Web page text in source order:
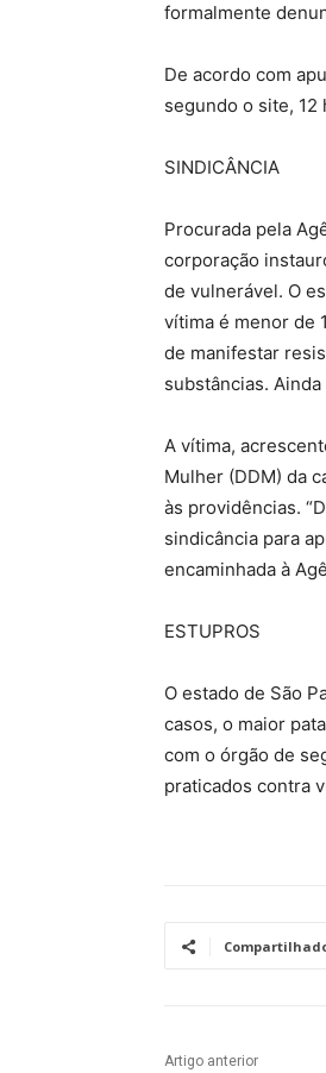
formalmente
De acordo com
segundo o site, 12
SINDICÂNCIA
Procurada pela
corporação
de vulnerável. O
vítima é menor de
de manifestar
substâncias.
A vítima,
Mulher (DDM) da
às providências.
sindicância para
encaminhada à
ESTUPROS
O estado de São
casos, o maior
com o órgão de
praticados contra
Artigo anterior